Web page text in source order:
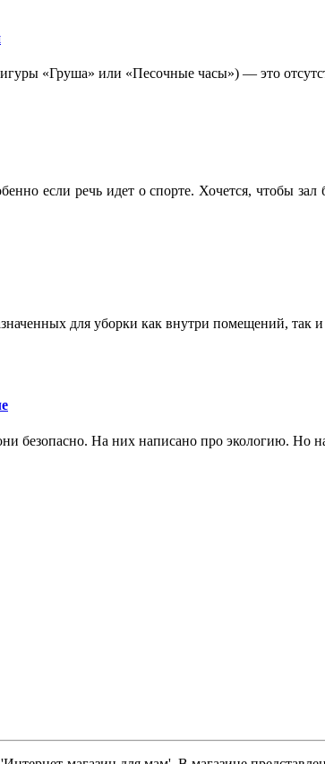
«Груша» или «Песочные часы») — это
если речь идет о спорте. Хочется, чтобы
для уборки как внутри помещений, так
На них написано про экологию. Но на